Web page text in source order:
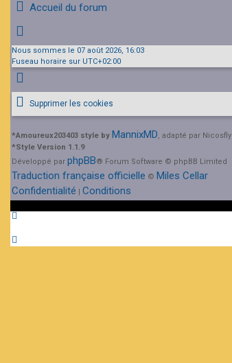
Accueil du forum
Nous sommes le 07 août 2026, 16:03
Fuseau horaire sur UTC+02:00
Supprimer les cookies
*Amoureux203403 style by MannixMD , adapté par Nicosfly
*Style Version 1.1.9
Développé par phpBB® Forum Software © phpBB Limited
Traduction française officielle © Miles Cellar
Confidentialité | Conditions